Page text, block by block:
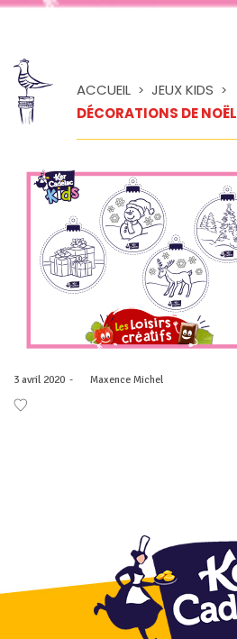
ACCUEIL > JEUX KIDS >
DÉCORATIONS DE NOËL
Posted
on
3 avril 2020 byMaxence Michel